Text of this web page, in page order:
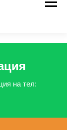
на тел: